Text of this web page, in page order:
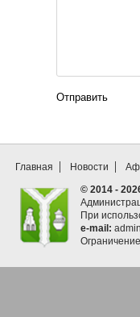
Отправить
Главная Новости
© 2014 -
При
e-mail: